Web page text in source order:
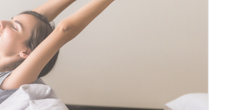
Dobrý deň! Som asistent AL-